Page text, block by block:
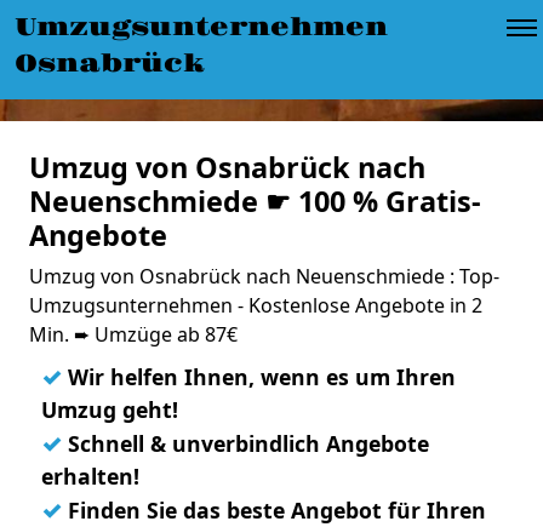
Umzugsunternehmen
Osnabrück
Umzug von Osnabrück nach
Neuenschmiede ☛ 100 % Gratis-
Angebote
Umzug von Osnabrück nach Neuenschmiede : Top-
Umzugsunternehmen - Kostenlose Angebote in 2
Min. ➨ Umzüge ab 87€
✓ Wir helfen Ihnen, wenn es um Ihren
Umzug geht!
✓ Schnell & unverbindlich Angebote
erhalten!
✓ Finden Sie das beste Angebot für Ihren